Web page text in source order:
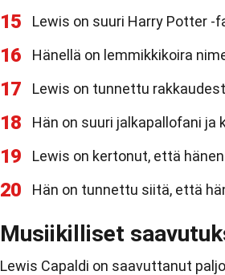
15 Lewis on suuri Harry Potter -
16 Hänellä on lemmikkikoira
17 Lewis on tunnettu
18 Hän on suuri jalkapallofani ja
19 Lewis on kertonut, että
20 Hän on tunnettu siitä, että
Musiikilliset
Lewis Capaldi on saavuttanut